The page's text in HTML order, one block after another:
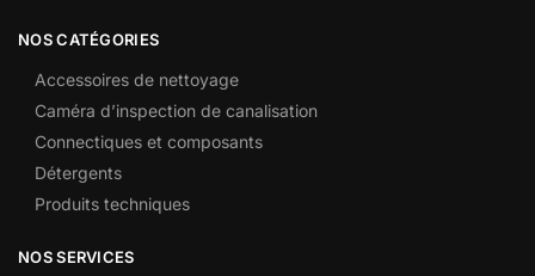
NOS CATÉGORIES
Accessoires de nettoyage
Caméra d’inspection de canalisation
Connectiques et composants
Détergents
Produits techniques
NOS SERVICES